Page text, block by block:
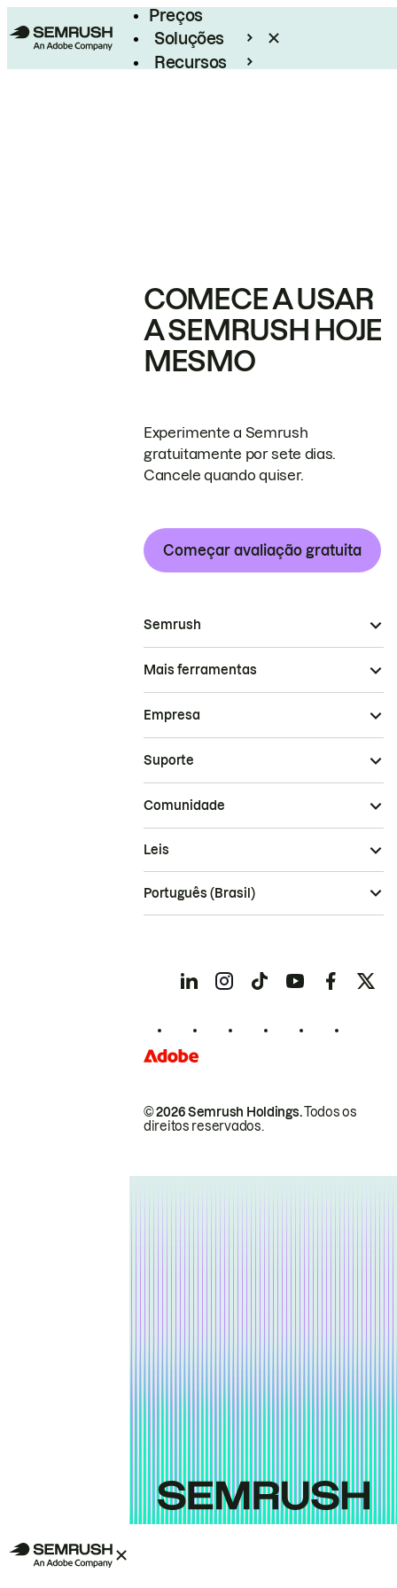
Preços
Soluções
Recursos
COMECE A USAR
A SEMRUSH HOJE
MESMO
Experimente a Semrush
gratuitamente por sete dias.
Cancele quando quiser.
Começar avaliação gratuita
Semrush
Mais ferramentas
Empresa
Suporte
Comunidade
© 2026 Semrush Holdings.Todos os
direitos reservados.
Leis
Português (Brasil)